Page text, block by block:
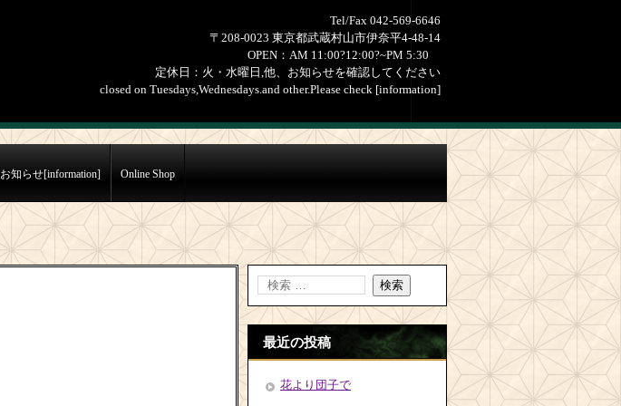
Tel/Fax 042-569-6646
〒208-0023 東京都武蔵村山市伊奈平4-48-14
OPEN：AM 11:00?12:00?~PM 5:30
定休日：火・水曜日,他、お知らせを確認してください
closed on Tuesdays,Wednesdays.and other.Please check [information]
お知らせ[information] Online Shop
最近の投稿
花より団子で